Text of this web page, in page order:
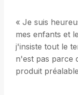
« Je suis
mes enfants et
j'insiste tout le
n'est pas parce
produit